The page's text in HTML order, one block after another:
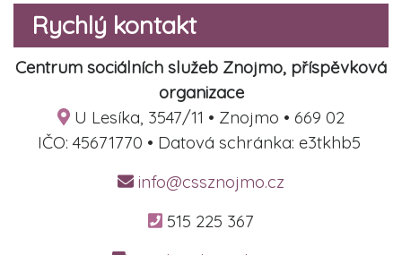
Rychlý kontakt
Centrum sociálních služeb Znojmo, příspěvková
organizace
U Lesíka, 3547/11 • Znojmo • 669 02
IČO: 45671770 • Datová schránka: e3tkhb5
info@cssznojmo.cz
515 225 367